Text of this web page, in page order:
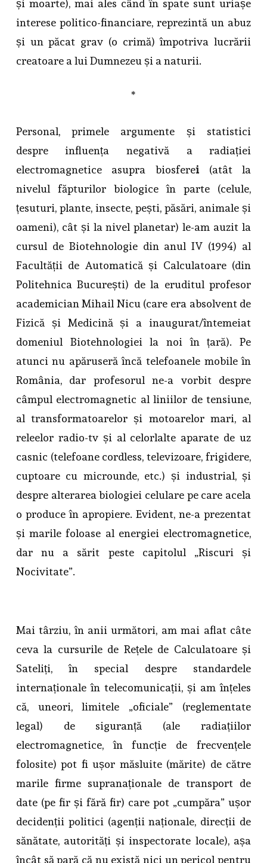
și moarte), mai ales când în spate sunt uriașe
interese politico-financiare, reprezintă un abuz
și un păcat grav (o crimă) împotriva lucrării
creatoare a lui Dumnezeu și a naturii.
*
Personal, primele argumente și statistici
despre influența negativă a radiației
electromagnetice asupra biosferei (atât la
nivelul făpturilor biologice în parte (celule,
țesuturi, plante, insecte, pești, păsări, animale și
oameni), cât și la nivel planetar) le-am auzit la
cursul de Biotehnologie din anul IV (1994) al
Facultății de Automatică și Calculatoare (din
Politehnica București) de la eruditul profesor
academician Mihail Nicu (care era absolvent de
Fizică și Medicină și a inaugurat/întemeiat
domeniul Biotehnologiei la noi în țară). Pe
atunci nu apăruseră încă telefoanele mobile în
România, dar profesorul ne-a vorbit despre
câmpul electromagnetic al liniilor de tensiune,
al transformatoarelor și motoarelor mari, al
releelor radio-tv și al celorlalte aparate de uz
casnic (telefoane cordless, televizoare, frigidere,
cuptoare cu microunde, etc.) și industrial, și
despre alterarea biologiei celulare pe care acela
o produce în apropiere. Evident, ne-a prezentat
și marile foloase al energiei electromagnetice,
dar nu a sărit peste capitolul „Riscuri și
Nocivitate”.
Mai târziu, în anii următori, am mai aflat câte
ceva la cursurile de Rețele de Calculatoare și
Sateliți, în special despre standardele
internaționale în telecomunicații, și am înțeles
că, uneori, limitele „oficiale” (reglementate
legal) de siguranță (ale radiațiilor
electromagnetice, în funcție de frecvențele
folosite) pot fi ușor măsluite (mărite) de către
marile firme supranaționale de transport de
date (pe fir și fără fir) care pot „cumpăra” ușor
decidenții politici (agenții naționale, direcții de
sănătate, autorități și inspectorate locale), așa
încât să pară că nu există nici un pericol pentru